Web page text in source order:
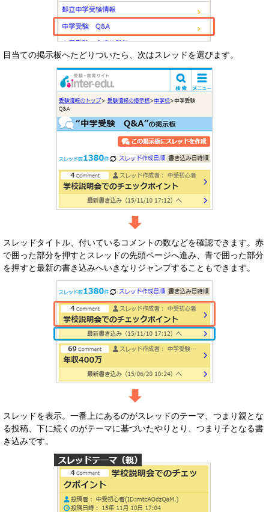
目当ての掲示板へたどりついたら、次はスレッドを選びます。
スレッドタイトル、付いているコメントの数などを確認できます。赤
で囲った部分を押すとスレッドの先頭ページへ進み、青で囲った部分
を押すと最新の書き込みへいきなりジャンプすることもできます。
スレッドを表示。一番上にあるのがスレッドのテーマ、つまり親とな
る投稿、下に続くのがテーマに基づいたやりとり、つまり子となる書
き込みです。